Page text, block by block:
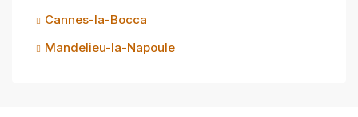
Cannes-la-Bocca
Mandelieu-la-Napoule